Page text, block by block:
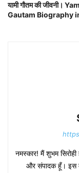
यामी गौतम की जीवनी।
Gautam Biography
नमस्कार! मैं शुभम
और संपादक हूँ। इस